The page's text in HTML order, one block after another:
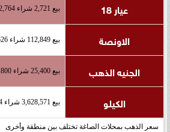
عيار 18 بيع 2,721 شراء 2,764
الاونصة بيع 112,849 شراء 114,626
الجنيه الذهب بيع 25,400 شراء 25,800
الكيلو بيع 3,628,571 شراء 3,685,714
سعر الذهب بمحلات الصاغة تختلف بين منطقة وأخرى